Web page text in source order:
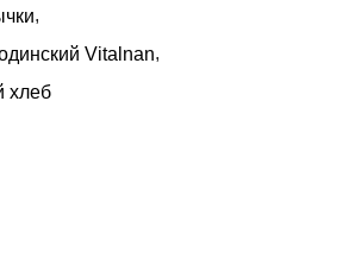
,
Vitalnan,
хлеб